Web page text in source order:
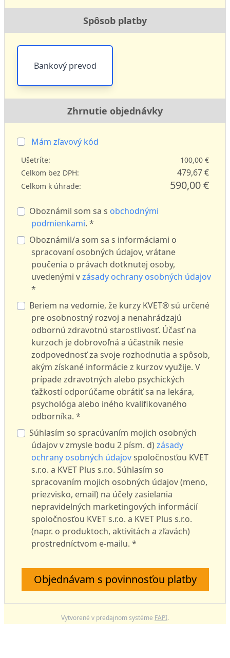
Spôsob platby
Bankový prevod
Zhrnutie objednávky
Mám zľavový kód
Ušetríte:
100,00 €
Celkom bez DPH:
479,67 €
Celkom k úhrade: 590,00 €
Oboznámil som sa s obchodnými
podmienkami. *
Oboznámil/a som sa s informáciami o
spracovaní osobných údajov, vrátane
poučenia o právach dotknutej osoby,
uvedenými vzásady ochrany osobných údajov
*
Beriem na vedomie, že kurzy KVET® sú určené
pre osobnostný rozvoj a nenahrádzajú
odbornú zdravotnú starostlivosť. Účasť na
kurzoch je dobrovoľná a účastník nesie
zodpovednosť za svoje rozhodnutia a spôsob,
akým získané informácie z kurzov využije. V
prípade zdravotných alebo psychických
ťažkostí odporúčame obrátiť sa na lekára,
psychológa alebo iného kvalifikovaného
odborníka. *
Súhlasím so spracúvaním mojich osobných
údajov v zmysle bodu 2 písm. d) zásady
ochrany osobných údajovspoločnosťou KVET
s.r.o. a KVET Plus s.r.o. Súhlasím so
spracovaním mojich osobných údajov (meno,
priezvisko, email) na účely zasielania
nepravidelných marketingových informácií
spoločnosťou KVET s.r.o. a KVET Plus s.r.o.
(napr. o produktoch, aktivitách a zľavách)
prostredníctvom e-mailu. *
Objednávam s povinnosťou platby
Vytvorené v predajnom systéme FAPI.